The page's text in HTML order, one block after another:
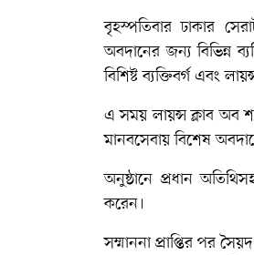
বৃহস্পতিবার ঢাকার
অবদানের জন্য বিভিন্ন
বিশিষ্ট ব্যক্তিবর্গ এবং
এ সময় লায়ন্স ক্লাব অব
মানবসেবায় বিশেষ
অনুষ্ঠানে প্রধান
করেন।
সম্মাননা প্রাপ্তির পর